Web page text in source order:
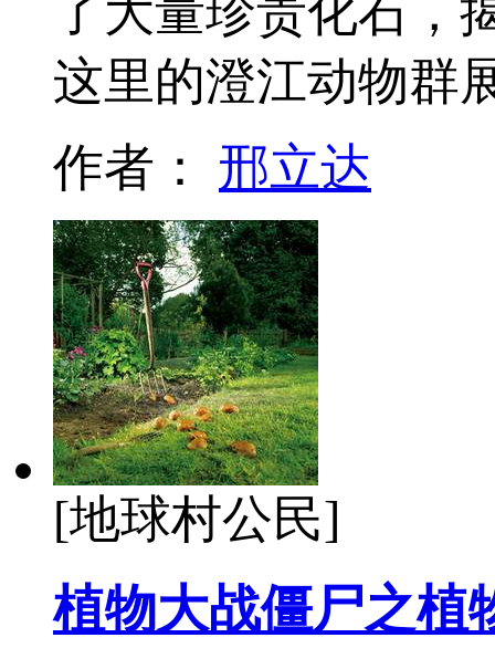
了大量珍贵化石，
这里的澄江动物
作者： 邢立达
[地球村公民]
植物大战僵尸之植